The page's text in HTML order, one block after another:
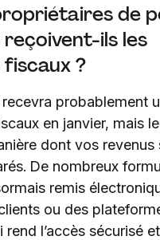
de
ils les
?
probablement
en janvier, mais
dont vos revenus
De nombreux
remis
ou des
l’accès sécurisé